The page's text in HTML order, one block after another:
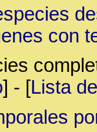
con
] - [Lista